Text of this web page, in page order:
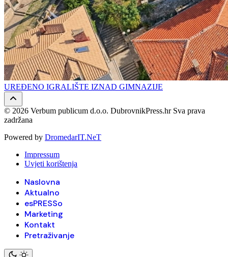
UREĐENO IGRALIŠTE IZNAD GIMNAZIJE
© 2026 Verbum publicum d.o.o. DubrovnikPress.hr Sva prava
zadržana
Powered by DromedarIT.NeT
Impressum
Uvjeti korištenja
Naslovna
Aktualno
esPRESSo
Marketing
Kontakt
Pretraživanje